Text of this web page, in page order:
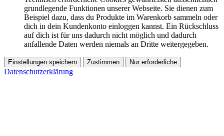
grundlegende Funktionen unserer Webseite. Sie dienen zum
Beispiel dazu, dass du Produkte im Warenkorb sammeln oder
dich in dein Kundenkonto einloggen kannst. Ein Rückschluss
auf dich ist für uns dadurch nicht möglich und dadurch
anfallende Daten werden niemals an Dritte weitergegeben.
Einstellungen speichern Zustimmen Nur erforderliche
Datenschutzerklärung